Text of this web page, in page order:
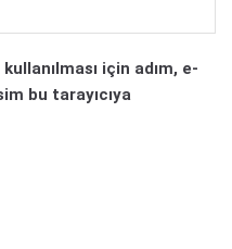
için adım, e-
bu tarayıcıya